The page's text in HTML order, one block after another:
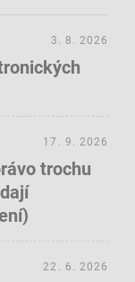
3. 8. 2026
trochu
17. 9. 2026
22. 6. 2026